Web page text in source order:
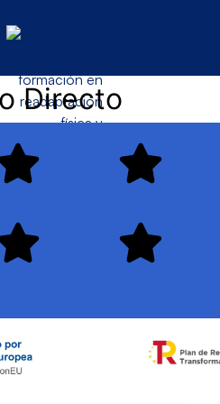
Directo